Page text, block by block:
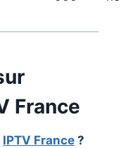
France
IPTV France ?